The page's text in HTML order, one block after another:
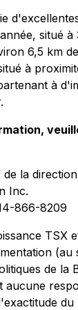
situé à
6,5 km
à
à
de la direction
Inc.
866-8209
TSX
(au
de la
aucune